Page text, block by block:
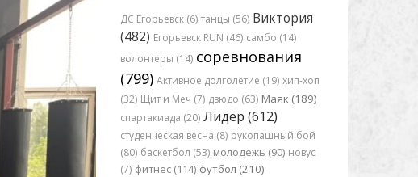
ДС Егорьевск (6) танцы (56) Виктория
(482) Егорьевск RUN (46) самбо (14)
волонтеры (14) соревнования
(799) Активное долголетие (19) хип-хоп
(32) Щит и Меч (7) дзюдо (63) Маяк (189)
спартакиада (20) Лидер (612)
студенческая весна (8) рукопашный бой
(80) баскетбол (53) молодежь (90) новус
(7) фитнес (114) футбол (210)